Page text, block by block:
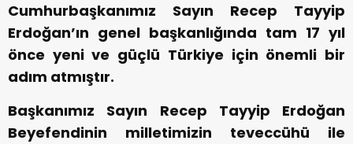
Cumhurbaşkanımız Sayın Recep Tayyip
Erdoğan’ın genel başkanlığında tam 17 yıl
önce yeni ve güçlü Türkiye için önemli bir
adım atmıştır.
Başkanımız Sayın Recep Tayyip Erdoğan
Beyefendinin milletimizin teveccühü ile